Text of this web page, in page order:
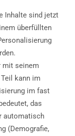
Inhalte sind jetzt
überfüllten
mit seinem
kann im
im fast
das
automatisch
(Demografie,